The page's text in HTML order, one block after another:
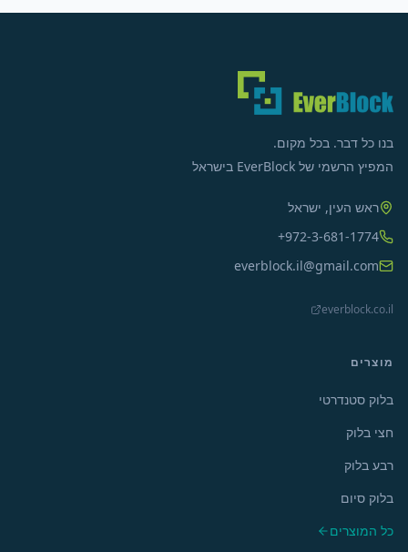
בנו כל דבר. בכל מקום.
המפיץ הרשמי של EverBlock בישראל
ראש העין, ישראל
+972-3-681-1774
everblock.il@gmail.com
everblock.co.il
מוצרים
בלוק סטנדרטי
חצי בלוק
רבע בלוק
בלוק סיום
כל המוצרים